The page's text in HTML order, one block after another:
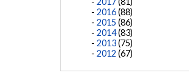
2016(88)
2015 (86)
2014(83)
2013(75)
2012 (67)